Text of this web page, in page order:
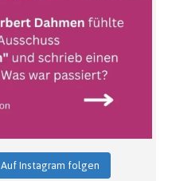
Auf Instagram folgen